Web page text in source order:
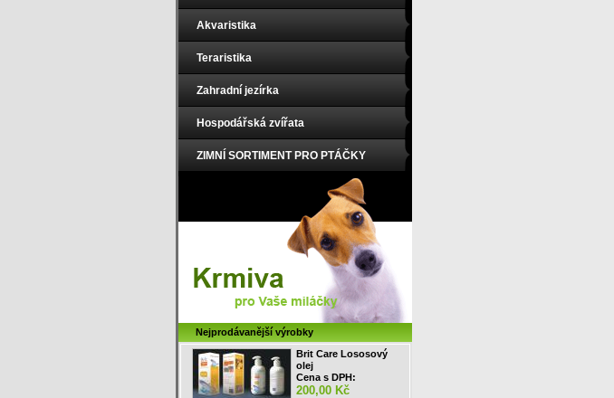
Akvaristika
Teraristika
Zahradní jezírka
Hospodářská zvířata
ZIMNÍ SORTIMENT PRO PTÁČKY
Nejprodávanější výrobky
Brit Care Lososový
olej
Cena s DPH:
200,00 Kč